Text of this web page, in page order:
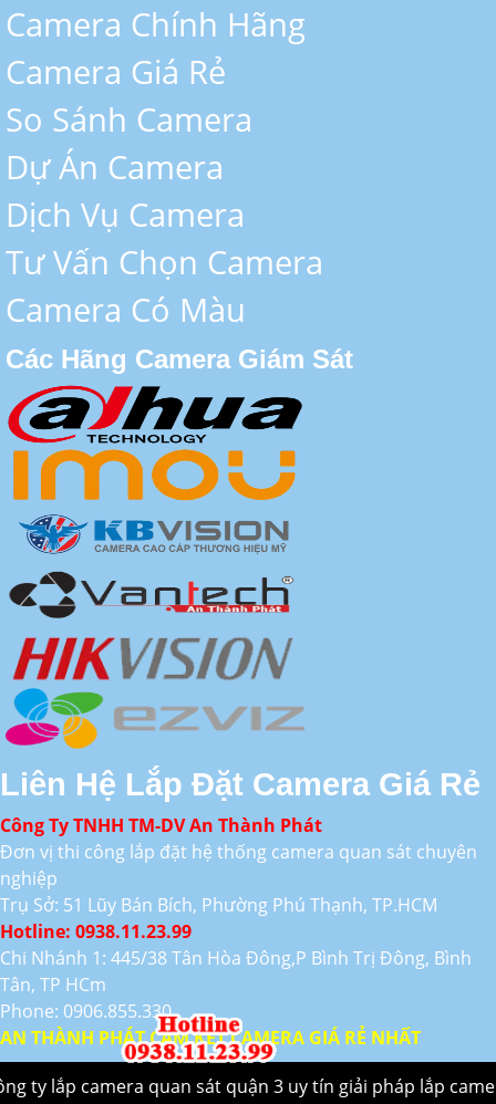
Camera Chính Hãng
Camera Giá Rẻ
So Sánh Camera
Dự Án Camera
Dịch Vụ Camera
Tư Vấn Chọn Camera
Camera Có Màu
Các Hãng Camera Giám Sát
Liên Hệ Lắp Đặt Camera Giá Rẻ
Công Ty TNHH TM-DV An Thành Phát
Đơn vị thi công lắp đặt hệ thống camera quan sát chuyên
nghiệp
Trụ Sở: 51 Lũy Bán Bích, Phường Phú Thạnh, TP.HCM
Hotline: 0938.11.23.99
Chi Nhánh 1: 445/38 Tân Hòa Đông,P Bình Trị Đông, Bình
Tân, TP HCm
Phone: 0906.855.330
AN THÀNH PHÁT CAM KẾT CAMERA GIÁ RẺ NHẤT
ty lắp camera quan sát quận 3 uy tín giải pháp lắp